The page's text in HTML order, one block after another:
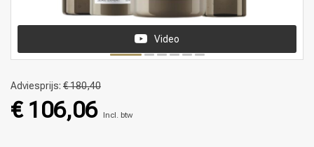
Video
Adviesprijs: € 180,40
€ 106,06 Incl. btw